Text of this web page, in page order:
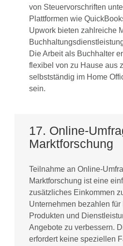
von Steuervorschriften
Plattformen wie
Upwork bieten zahlreiche
Die Arbeit als Buchhalter
flexibel von zu Hause aus
selbstständig im Home
sein.
17. Online-
Marktforschung
Teilnahme an Online-
Marktforschung ist eine
zusätzliches Einkommen
Unternehmen bezahlen
Produkten und
Angebote zu verbessern.
erfordert keine speziellen